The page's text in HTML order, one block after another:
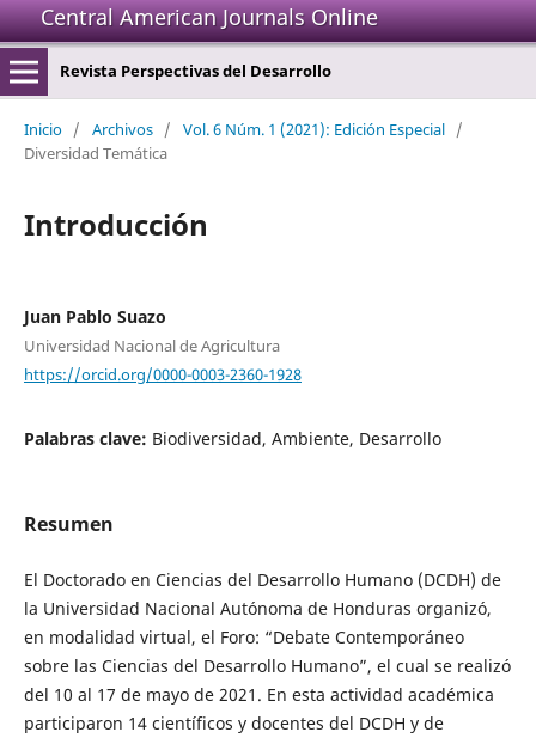
Central American Journals Online
Revista Perspectivas del Desarrollo
Inicio / Archivos / Vol. 6 Núm. 1 (2021): Edición Especial /
Diversidad Temática
Introducción
Juan Pablo Suazo
Universidad Nacional de Agricultura
https://orcid.org/0000-0003-2360-1928
Palabras clave: Biodiversidad, Ambiente, Desarrollo
Resumen
El Doctorado en Ciencias del Desarrollo Humano (DCDH) de
la Universidad Nacional Autónoma de Honduras organizó,
en modalidad virtual, el Foro: “Debate Contemporáneo
sobre las Ciencias del Desarrollo Humano”, el cual se realizó
del 10 al 17 de mayo de 2021. En esta actividad académica
participaron 14 científicos y docentes del DCDH y de